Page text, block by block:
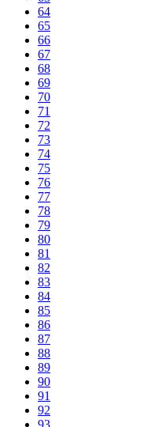
64
65
66
67
68
69
70
71
72
73
74
75
76
77
78
79
80
81
82
83
84
85
86
87
88
89
90
91
92
93